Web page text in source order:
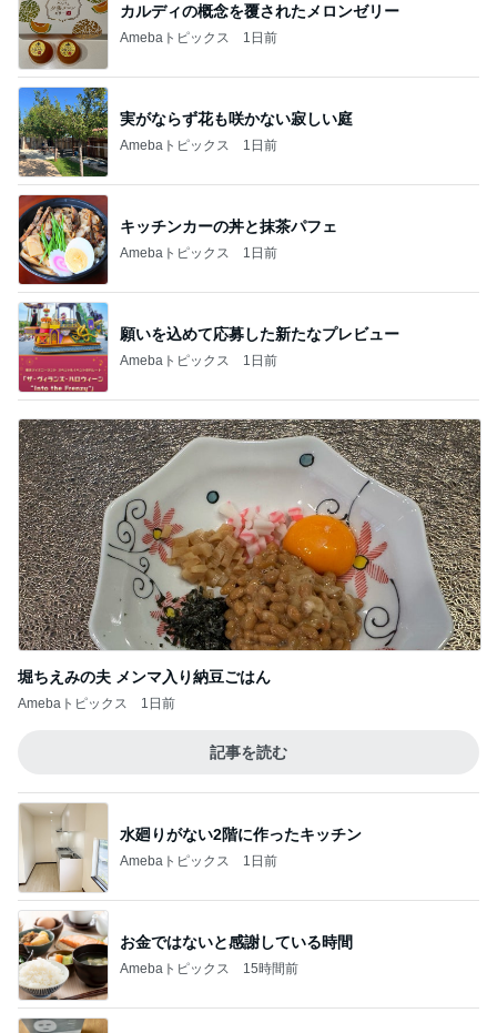
カルディの概念を覆されたメロンゼリー
Amebaトピックス 1日前
実がならず花も咲かない寂しい庭
Amebaトピックス 1日前
キッチンカーの丼と抹茶パフェ
Amebaトピックス 1日前
願いを込めて応募した新たなプレビュー
Amebaトピックス 1日前
堀ちえみの夫 メンマ入り納豆ごはん
Amebaトピックス 1日前
記事を読む
水廻りがない2階に作ったキッチン
Amebaトピックス 1日前
お金ではないと感謝している時間
Amebaトピックス 15時間前